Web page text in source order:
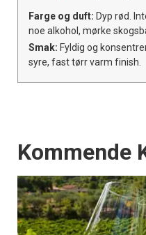
Farge og duft: Dyp rød.
noe alkohol, mørke
Smak: Fyldig og
syre, fast tørr varm finish.
Events
Kommende